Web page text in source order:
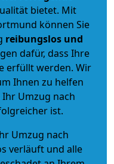
bietet. Mit
können Sie
reibungslos und
dafür, dass Ihre
erfüllt werden. Wir
Ihnen zu helfen
Umzug nach
ist.
Umzug nach
verläuft und alle